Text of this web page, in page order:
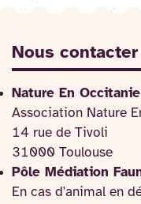
Nous contacter
Nature En Occitanie
Association Nature
14 rue de Tivoli
31000 Toulouse
Pôle Médiation
En cas d'animal en